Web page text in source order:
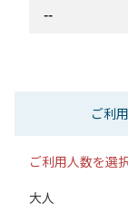
ご利
ご利用人数を選
大人